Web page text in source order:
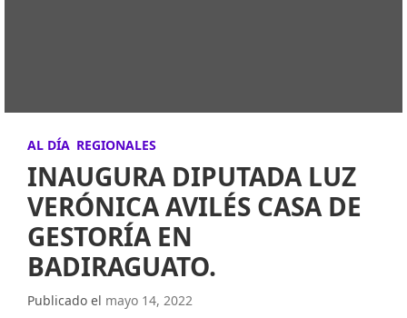
AL DÍA REGIONALES
INAUGURA DIPUTADA LUZ
VERÓNICA AVILÉS CASA DE
GESTORÍA EN
BADIRAGUATO.
Publicado el mayo 14, 2022